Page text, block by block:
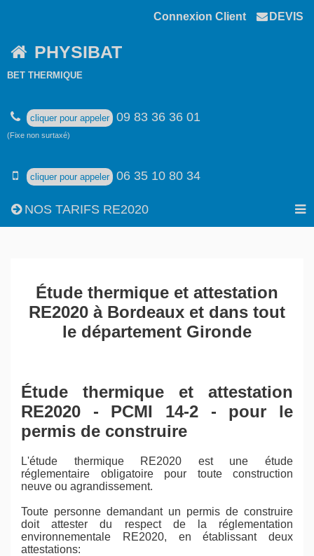
Connexion Client DEVIS
PHYSIBAT
BET THERMIQUE
cliquer pour appeler 09 83 36 36 01
(Fixe non surtaxé)
cliquer pour appeler 06 35 10 80 34
NOS TARIFS RE2020
Étude thermique et attestation
RE2020 à Bordeaux et dans tout
le département Gironde
Étude thermique et attestation
RE2020 - PCMI 14-2 - pour le
permis de construire
L'étude thermique RE2020 est une étude
réglementaire obligatoire pour toute construction
neuve ou agrandissement.
Toute personne demandant un permis de construire
doit attester du respect de la réglementation
environnementale RE2020, en établissant deux
attestations: